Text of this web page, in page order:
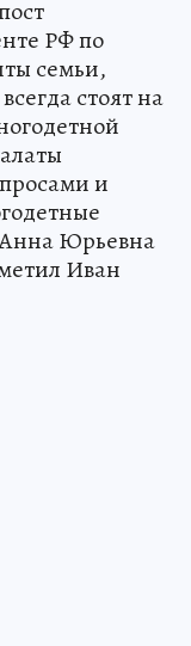
РФ по
семьи,
стоят на
и
Анна Юрьевна
Иван